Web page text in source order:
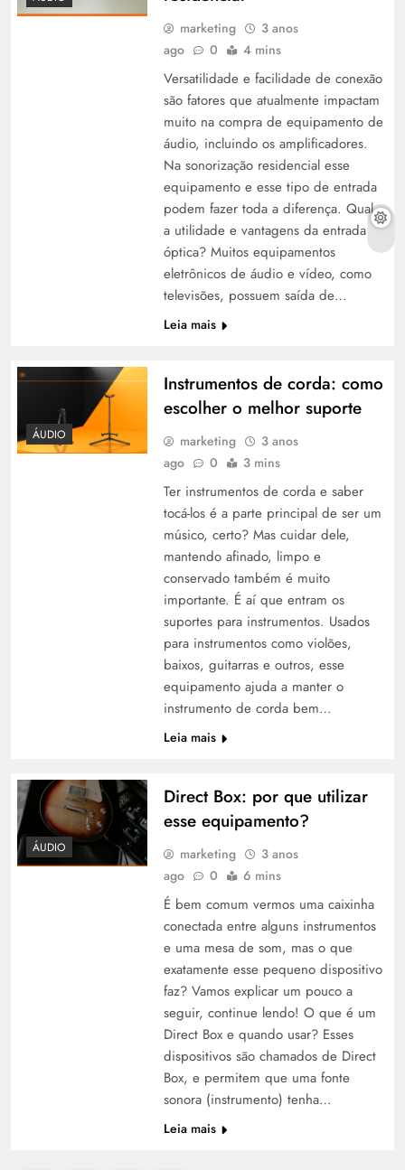
marketing
3 anos
ago
0 4 mins
Versatilidade e facilidade de conexão
são fatores que atualmente impactam
muito na compra de equipamento de
áudio, incluindo os amplificadores.
Na sonorização residencial esse
equipamento e esse tipo de entrada
podem fazer toda a diferença. Qual
a utilidade e vantagens da entrada
óptica? Muitos equipamentos
eletrônicos de áudio e vídeo, como
televisões, possuem saída de…
Leia mais
ÁUDIO
Instrumentos de corda: como
escolher o melhor suporte
marketing
3 anos
ago
0 3 mins
Ter instrumentos de corda e saber
tocá-los é a parte principal de ser um
músico, certo? Mas cuidar dele,
mantendo afinado, limpo e
conservado também é muito
importante. É aí que entram os
suportes para instrumentos. Usados
para instrumentos como violões,
baixos, guitarras e outros, esse
equipamento ajuda a manter o
instrumento de corda bem…
Leia mais
ÁUDIO
Direct Box: por que utilizar
esse equipamento?
marketing
3 anos
ago
0 6 mins
É bem comum vermos uma caixinha
conectada entre alguns instrumentos
e uma mesa de som, mas o que
exatamente esse pequeno dispositivo
faz? Vamos explicar um pouco a
seguir, continue lendo! O que é um
Direct Box e quando usar? Esses
dispositivos são chamados de Direct
Box, e permitem que uma fonte
sonora (instrumento) tenha…
Leia mais